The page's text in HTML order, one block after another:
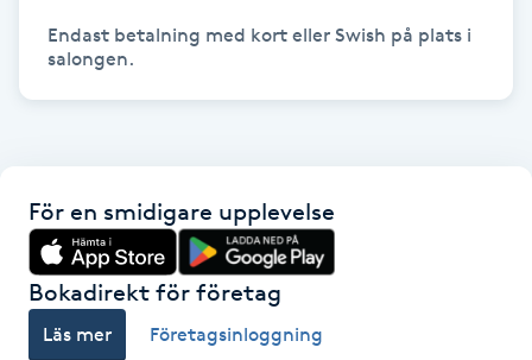
Gravidyoga
H
Hatha Yoga
Headspa
Endast betalning med kort eller Swish på plats i
salongen.
För en smidigare upplevelse
Bokadirekt för företag
Läs mer Företagsinloggning